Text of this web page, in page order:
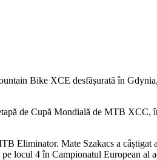
Bike XCE desfășurată în
de Cupă Mondială de MTB XCC,
Eliminator. Mate Szakacs a câștigat
locul 4 în Campionatul European al